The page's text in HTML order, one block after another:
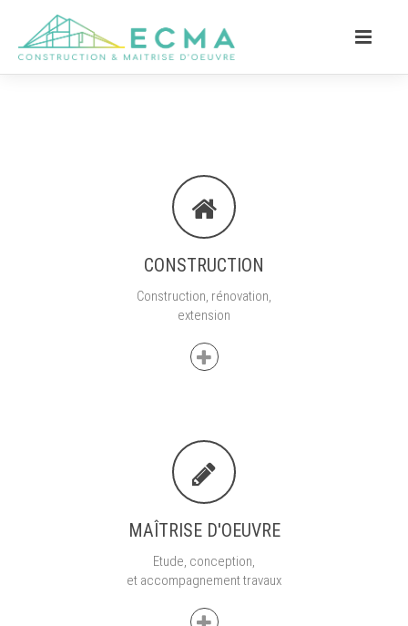
CONSTRUCTION
Construction, rénovation,
extension
MAÎTRISE D'OEUVRE
Etude, conception,
et accompagnement travaux